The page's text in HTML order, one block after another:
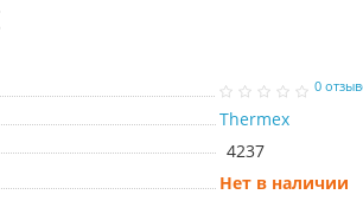
0
Thermex
4237
Нет в наличии